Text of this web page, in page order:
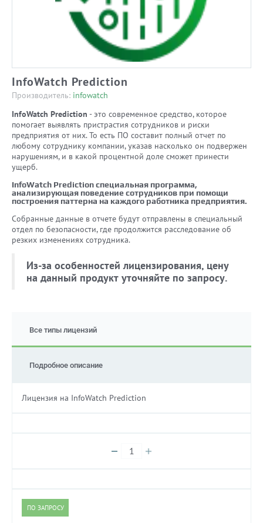
InfoWatch Prediction
Производитель: infowatch
InfoWatch Prediction - это современное средство, которое
помогает выявлять пристрастия сотрудников и риски
предприятия от них. То есть ПО составит полный отчет по
любому сотруднику компании, указав насколько он подвержен
нарушениям, и в какой процентной доле сможет принести
ущерб.
InfoWatch Prediction специальная программа,
анализирующая поведение сотрудников при помощи
построения паттерна на каждого работника предприятия.
Собранные данные в отчете будут отправлены в специальный
отдел по безопасности, где продолжится расследование об
резких изменениях сотрудника.
Из-за особенностей лицензирования, цену
на данный продукт уточняйте по запросу.
Все типы лицензий
Подробное описание
Лицензия на InfoWatch Prediction
ПО ЗАПРОСУ